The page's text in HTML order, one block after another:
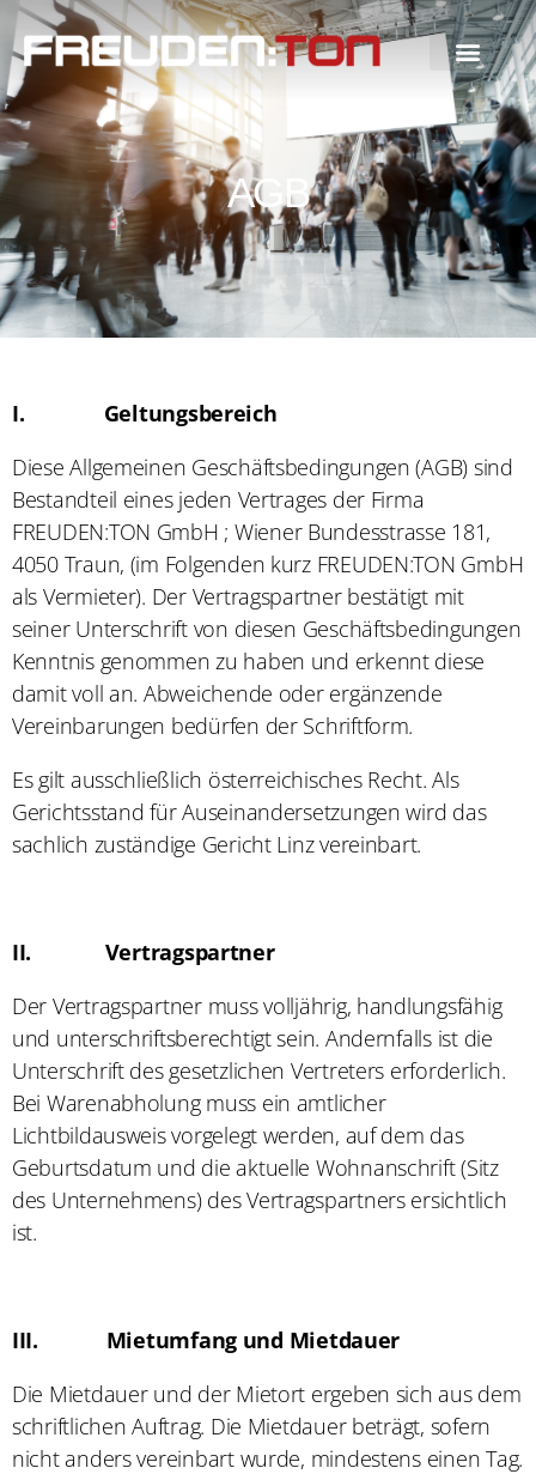
AGB
I.
Geltungsbereich
Diese Allgemeinen Geschäftsbedingungen (AGB) sind
Bestandteil eines jeden Vertrages der Firma
FREUDEN:TON GmbH ; Wiener Bundesstrasse 181,
4050 Traun, (im Folgenden kurz FREUDEN:TON GmbH
als Vermieter). Der Vertragspartner bestätigt mit
seiner Unterschrift von diesen Geschäftsbedingungen
Kenntnis genommen zu haben und erkennt diese
damit voll an. Abweichende oder ergänzende
Vereinbarungen bedürfen der Schriftform.
Es gilt ausschließlich österreichisches Recht. Als
Gerichtsstand für Auseinandersetzungen wird das
sachlich zuständige Gericht Linz vereinbart.
II.
Vertragspartner
Der Vertragspartner muss volljährig, handlungsfähig
und unterschriftsberechtigt sein. Andernfalls ist die
Unterschrift des gesetzlichen Vertreters erforderlich.
Bei Warenabholung muss ein amtlicher
Lichtbildausweis vorgelegt werden, auf dem das
Geburtsdatum und die aktuelle Wohnanschrift (Sitz
des Unternehmens) des Vertragspartners ersichtlich
ist.
III.
Mietumfang und Mietdauer
Die Mietdauer und der Mietort ergeben sich aus dem
schriftlichen Auftrag. Die Mietdauer beträgt, sofern
nicht anders vereinbart wurde, mindestens einen Tag.